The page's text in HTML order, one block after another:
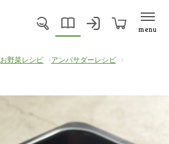
menu
お野菜レシピ
アンバサダーレシピ